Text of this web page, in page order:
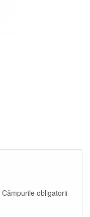
Câmpurile obligatorii